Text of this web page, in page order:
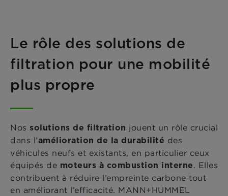
Le rôle des solutions de
filtration pour une mobilité
plus propre
Nos solutions de filtration jouent un rôle crucial
dans l’amélioration de la durabilité des
véhicules neufs et existants, en particulier ceux
équipés de moteurs à combustion interne. Elles
contribuent à réduire l’empreinte carbone tout
en améliorant l’efficacité. MANN+HUMMEL